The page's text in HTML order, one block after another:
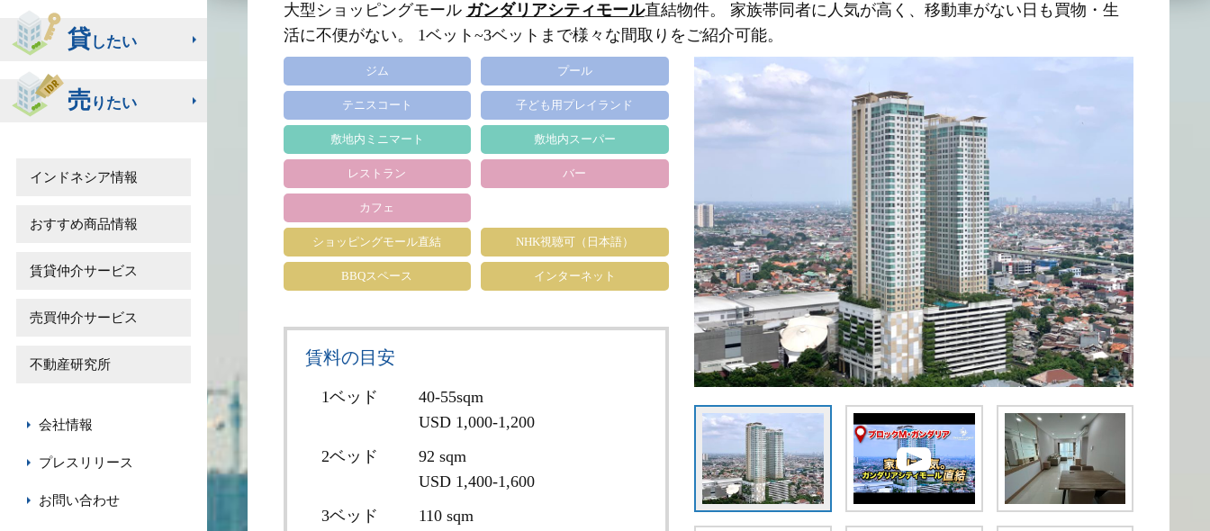
貸したい
売りたい
インドネシア情報
おすすめ商品情報
賃貸仲介サービス
売買仲介サービス
不動産研究所
会社情報
プレスリリース
お問い合わせ
大型ショッピングモール ガンダリアシティモール直結物件。 家族帯同者に人気が高く、移動車がない日も買物・生
活に不便がない。 1ベット~3ベットまで様々な間取りをご紹介可能。
ジム プール
テニスコート 子ども用プレイランド
敷地内ミニマート 敷地内スーパー
レストラン バー
カフェ
ショッピングモール直結 NHK視聴可（日本語）
BBQスペース インターネット
賃料の目安
1ベッド
40-55sqm
USD 1,000-1,200
2ベッド
92 sqm
USD 1,400-1,600
3ベッド
110 sqm